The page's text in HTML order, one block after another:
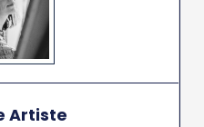
Artiste